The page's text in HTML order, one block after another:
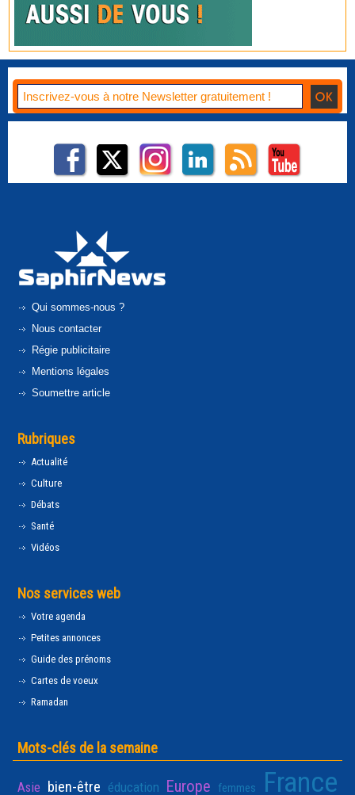
Qui sommes-nous ?
Nous contacter
Régie publicitaire
Mentions légales
Soumettre article
Rubriques
Actualité
Culture
Débats
Santé
Vidéos
Nos services web
Votre agenda
Petites annonces
Guide des prénoms
Cartes de voeux
Ramadan
Mots-clés de la semaine
Asie bien-être éducation Europe femmes France